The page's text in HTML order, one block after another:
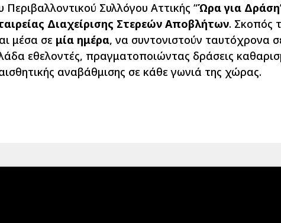
Συλλόγου Αττικής “Ώρα για Δράση
Διαχείρισης Στερεών Αποβλήτων. Σκοπός
μέσα σε μία ημέρα, να συντονιστούν ταυτόχρονα
εθελοντές, πραγματοποιώντας δράσεις
αναβάθμισης σε κάθε γωνιά της χώρας.